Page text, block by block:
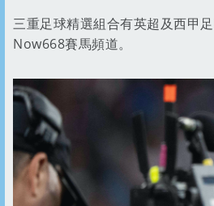
三重足球精選組合有英超及西甲
Now668賽馬頻道。